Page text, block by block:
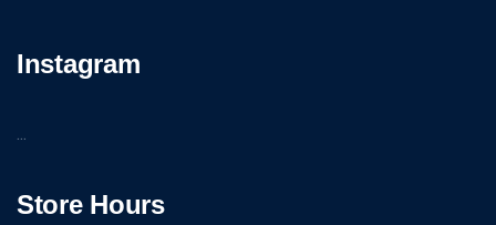
Instagram
…
Store Hours